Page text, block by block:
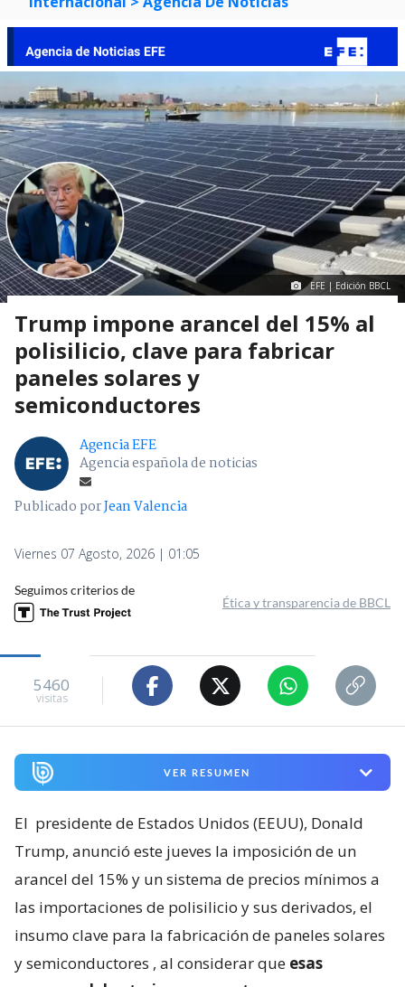
EFE | Edición BBCL
Trump impone arancel del 15% al
polisilicio, clave para fabricar
paneles solares y
semiconductores
Agencia EFE
Agencia española de noticias
Publicado porJean Valencia
Viernes 07 Agosto, 2026 | 01:05
Seguimos criterios de
Ética y transparencia de BBCL
5460
visitas
VER RESUMEN
El presidente de Estados Unidos (EEUU), Donald
Trump, anunció este jueves la imposición de un
arancel del 15% y un sistema de precios mínimos a
las importaciones de polisilicio y sus derivados, el
insumo clave para la fabricación de paneles solares
y semiconductores , al considerar que esas